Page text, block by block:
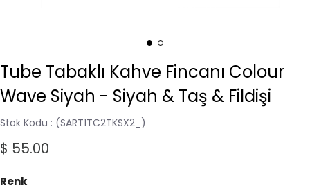
Tube Tabaklı Kahve Fincanı Colour
Wave Siyah - Siyah & Taş & Fildişi
Stok Kodu (SART1TC2TKSX2_)
$ 55.00
Renk